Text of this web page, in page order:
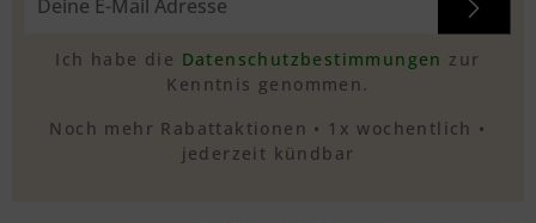
Ich habe die Datenschutzbestimmungen zur
Kenntnis genommen.
Noch mehr Rabattaktionen • 1x wochentlich •
jederzeit kündbar